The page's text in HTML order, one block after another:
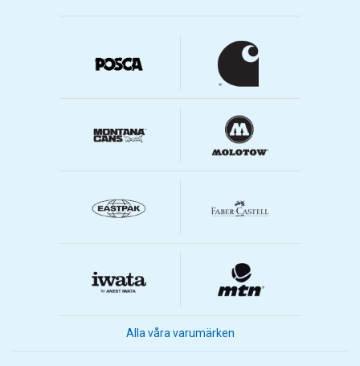
Alla våra varumärken